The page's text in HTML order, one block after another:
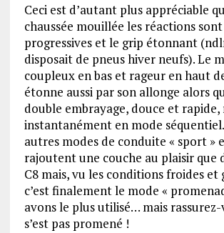
Ceci est d’autant plus appréciable
chaussée mouillée les réactions
progressives et le grip étonnant
disposait de pneus hiver neufs). Le
coupleux en bas et rageur en haut
étonne aussi par son allonge alors
double embrayage, douce et
instantanément en mode
autres modes de conduite « sport »
rajoutent une couche au plaisir que
C8 mais, vu les conditions froides et
c’est finalement le mode «
avons le plus utilisé… mais rassurez-
s’est pas promené !